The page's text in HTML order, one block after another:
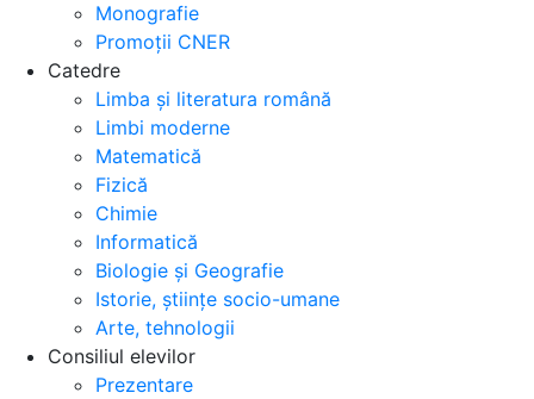
Monografie
Promoții CNER
Catedre
Limba și literatura română
Limbi moderne
Matematică
Fizică
Chimie
Informatică
Biologie și Geografie
Istorie, științe socio-umane
Arte, tehnologii
Consiliul elevilor
Prezentare